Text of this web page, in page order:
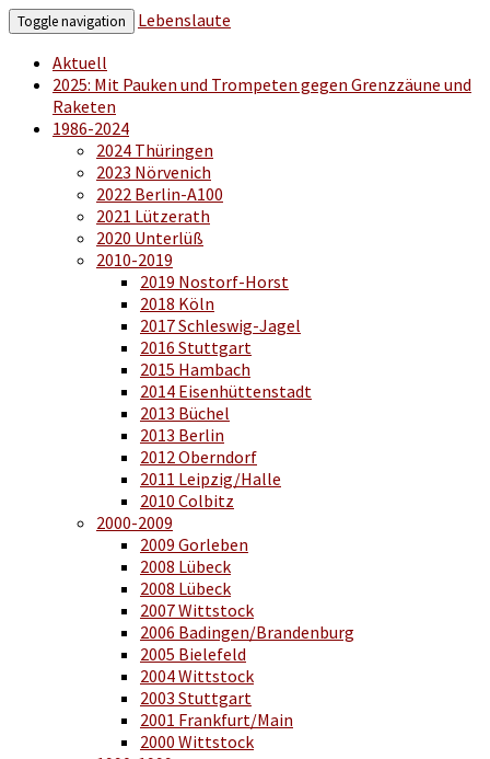
Toggle navigation
Lebenslaute
Aktuell
2025: Mit Pauken und Trompeten gegen Grenzzäune und
Raketen
1986-2024
2024 Thüringen
2023 Nörvenich
2022 Berlin-A100
2021 Lützerath
2020 Unterlüß
2010-2019
2019 Nostorf-Horst
2018 Köln
2017 Schleswig-Jagel
2016 Stuttgart
2015 Hambach
2014 Eisenhüttenstadt
2013 Büchel
2013 Berlin
2012 Oberndorf
2011 Leipzig/Halle
2010 Colbitz
2000-2009
2009 Gorleben
2008 Lübeck
2008 Lübeck
2007 Wittstock
2006 Badingen/Brandenburg
2005 Bielefeld
2004 Wittstock
2003 Stuttgart
2001 Frankfurt/Main
2000 Wittstock